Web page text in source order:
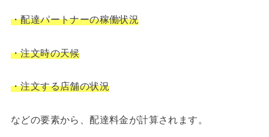
・配達パートナーの稼働状況
・注文時の天候
・注文する店舗の状況
などの要素から、配達料金が計算されます。